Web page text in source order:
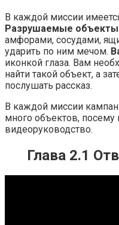
В каждой миссии
Разрушаемые объекты
амфорами, сосудами,
ударить по ним мечом.
иконкой глаза. Вам
найти такой объект, а
послушать рассказ.
В каждой миссии
много объектов,
видеоруководство.
Глава 2.1